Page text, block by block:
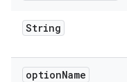
String
optionName